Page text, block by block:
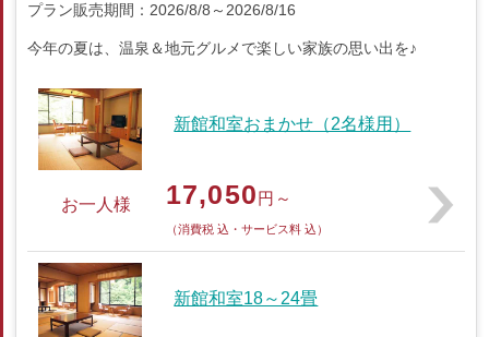
プラン販売期間：2026/8/8～2026/8/16
今年の夏は、温泉＆地元グルメで楽しい家族の思い出を♪
新館和室おまかせ（2名様用）
お一人様 17,050円～
（消費税 込・サービス料 込）
新館和室18～24畳